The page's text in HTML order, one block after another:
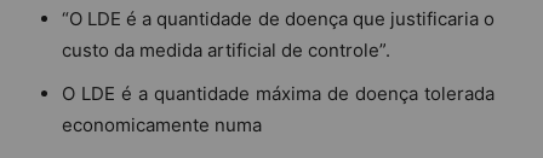
“O LDE é a quantidade de doença que justificaria o
custo da medida artificial de controle”.
O LDE é a quantidade máxima de doença tolerada
economicamente numa